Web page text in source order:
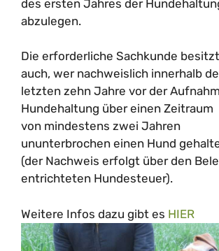
des ersten Jahres der
abzulegen.
Die erforderliche Sachkunde besitzt
auch, wer nachweislich innerhalb
letzten zehn Jahre vor der
Hundehaltung über einen Zeitraum
von mindestens zwei Jahren
ununterbrochen einen Hund
(der Nachweis erfolgt über den
entrichteten Hundesteuer).
Weitere Infos dazu gibt es HIER